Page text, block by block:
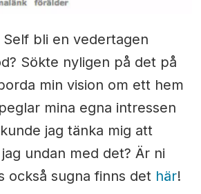
Self bli en vedertagen
Sökte nyligen på det på
min vision om ett hem
mina egna intressen
jag tänka mig att
undan med det? Är ni
också sugna finns det här!